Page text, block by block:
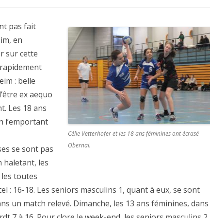
Célie Vetterhofer et les 18 ans féminines ont écrasé
Obernai.
pas fait
en
sur cette
: belle
ex aequo
Les 18 ans
l’emportant
se sont pas
haletant, les
toutes
: 16-18. Les seniors masculins 1, quant à eux, se sont
un match relevé. Dimanche, les 13 ans féminines, dans